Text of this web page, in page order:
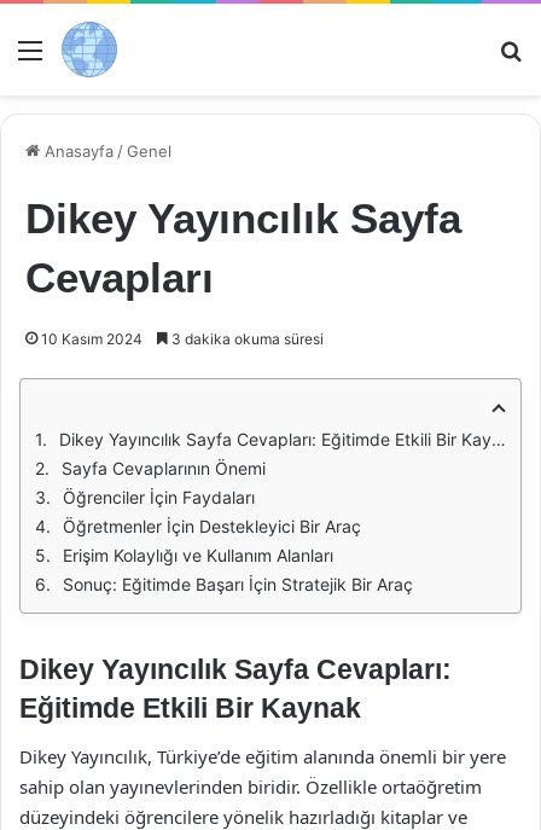
Menü
Anasayfa /Genel
Dikey Yayıncılık Sayfa
Cevapları
10 Kasım 2024 3 dakika okuma süresi
Dikey Yayıncılık Sayfa Cevapları: Eğitimde Etkili Bir Kaynak
Sayfa Cevaplarının Önemi
Öğrenciler İçin Faydaları
Öğretmenler İçin Destekleyici Bir Araç
Erişim Kolaylığı ve Kullanım Alanları
Sonuç: Eğitimde Başarı İçin Stratejik Bir Araç
Dikey Yayıncılık Sayfa Cevapları:
Eğitimde Etkili Bir Kaynak
Dikey Yayıncılık, Türkiye’de eğitim alanında önemli bir yere
sahip olan yayınevlerinden biridir. Özellikle ortaöğretim
düzeyindeki öğrencilere yönelik hazırladığı kitaplar ve